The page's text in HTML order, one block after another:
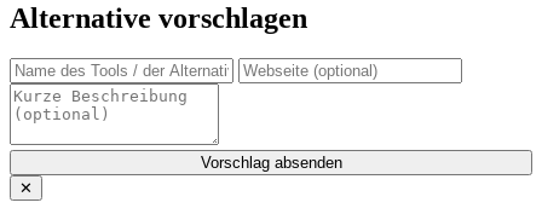
Alternative vorschlagen
Vorschlag absenden
✕